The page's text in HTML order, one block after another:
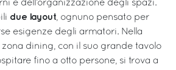
e dell’organizzazione degli spazi.
due layout , ognuno pensato per
esigenze degli armatori. Nella
dining, con il suo grande tavolo
fino a otto persone, si trova a